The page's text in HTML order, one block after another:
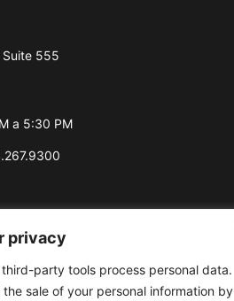
privacy
party tools process personal data.
sale of your personal information by
555
a 5:30 PM
Internacionales